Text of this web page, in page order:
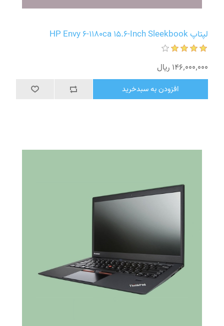
لپتاپ HP Envy 6-1180ca 15.6-Inch Sleekbook
146٬000٬000 ریال
افزودن به سبدخرید